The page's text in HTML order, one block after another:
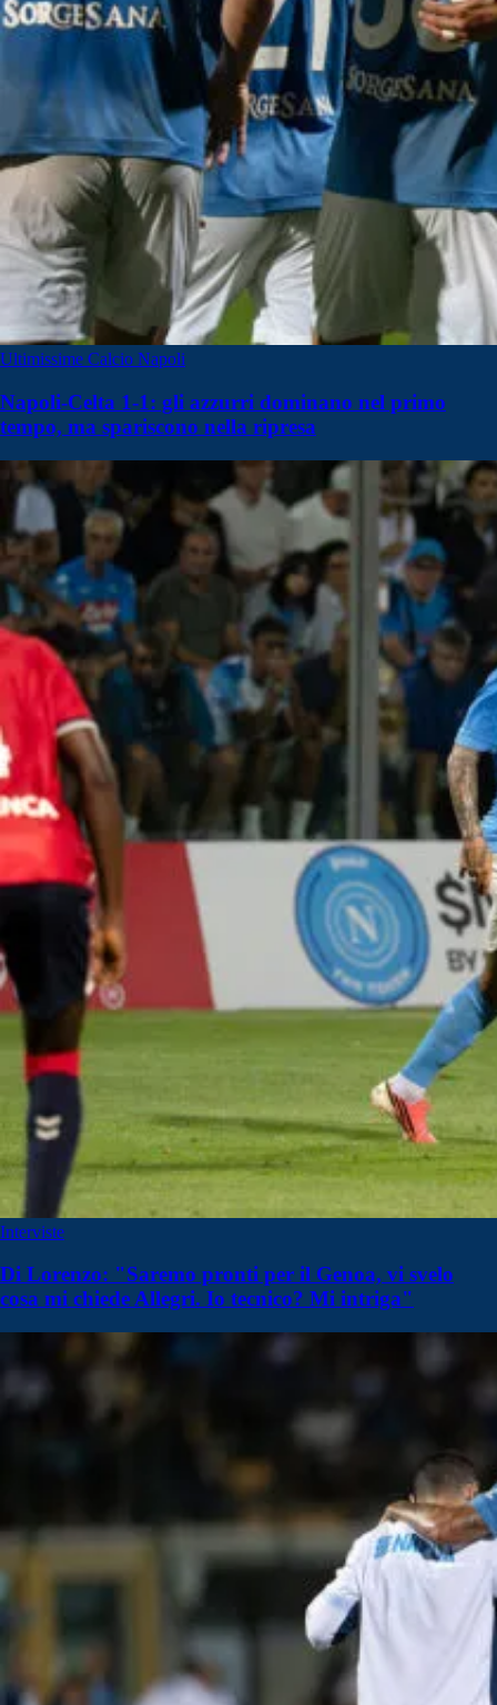
Ultimissime Calcio Napoli
Napoli-Celta 1-1: gli azzurri dominano nel primo
tempo, ma spariscono nella ripresa
Interviste
Di Lorenzo: "Saremo pronti per il Genoa, vi svelo
cosa mi chiede Allegri. Io tecnico? Mi intriga"